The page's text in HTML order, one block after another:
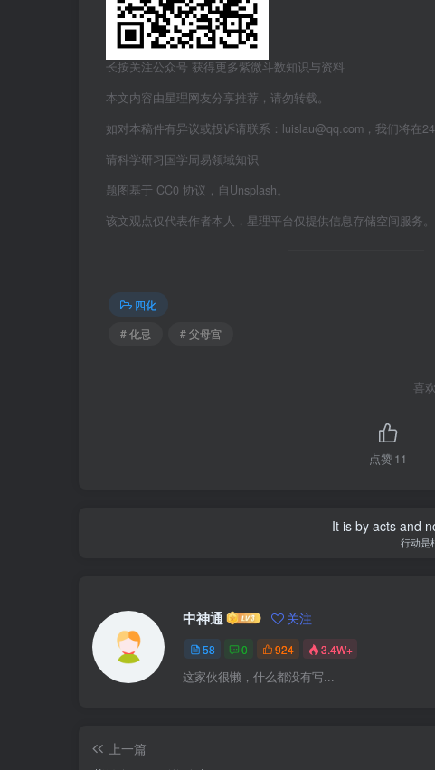
长按关注公众号 获得更多紫微斗数知识与资料
本文内容由星理网友分享推荐，请勿转载。
如对本稿件有异议或投诉请联系：luislau@qq.com，我们将在24
请科学研习国学周易领域知识
题图基于 CC0 协议，自Unsplash。
该文观点仅代表作者本人，星理平台仅提供信息存储空间服务。
四化
# 化忌
# 父母宫
喜
点赞11
It is by acts and
行动是
中神通 关注
58 0 924 3.4W+
这家伙很懒，什么都没有写...
上一篇